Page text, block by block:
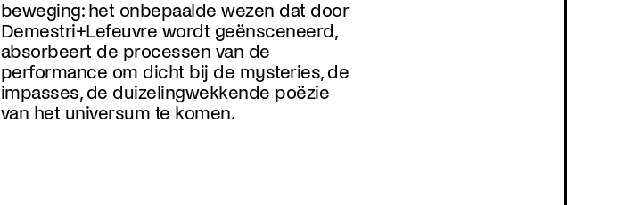
beweging: het onbepaalde wezen dat door
Demestri+Lefeuvre wordt geënsceneerd,
absorbeert de processen van de
performance om dicht bij de mysteries, de
van het universum te komen.